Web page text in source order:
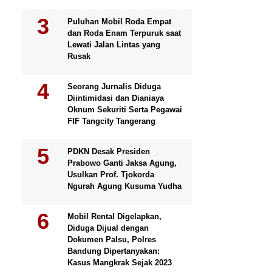
Puluhan Mobil Roda Empat
dan Roda Enam Terpuruk saat
Lewati Jalan Lintas yang
Rusak
Seorang Jurnalis Diduga
Diintimidasi dan Dianiaya
Oknum Sekuriti Serta Pegawai
FIF Tangcity Tangerang
PDKN Desak Presiden
Prabowo Ganti Jaksa Agung,
Usulkan Prof. Tjokorda
Ngurah Agung Kusuma Yudha
Mobil Rental Digelapkan,
Diduga Dijual dengan
Dokumen Palsu, Polres
Bandung Dipertanyakan:
Kasus Mangkrak Sejak 2023